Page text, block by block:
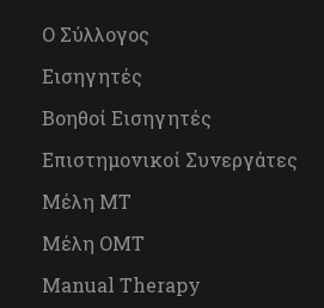
Ο Σύλλογος
Εισηγητές
Βοηθοί Εισηγητές
Επιστημονικοί Συνεργάτες
Μέλη ΜΤ
Μέλη OΜΤ
Manual Therapy